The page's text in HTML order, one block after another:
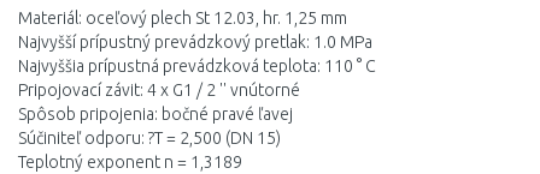
Materiál: oceľový plech St 12.03, hr. 1,25 mm
Najvyšší prípustný prevádzkový pretlak: 1.0 MPa
Najvyššia prípustná prevádzková teplota: 110 ° C
Pripojovací závit: 4 x G1 / 2 '' vnútorné
Spôsob pripojenia: bočné pravé ľavej
Súčiniteľ odporu: ?T = 2,500 (DN 15)
Teplotný exponent n = 1,3189